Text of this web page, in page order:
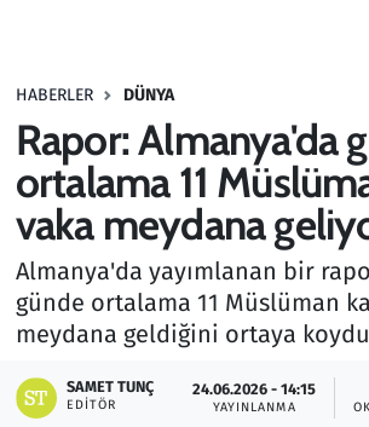
HABERLER DÜNYA
Rapor: Almanya'da
ortalama 11
vaka meydana
Almanya'da yayımlanan bir
günde ortalama 11 Müslüman
meydana geldiğini ortaya
SAMET TUNÇ
EDITÖR
24.06.2026 - 14:15
YAYINLANMA
Haber
Kültür Sanat
Kurumsal Haberler
Lezzet Durağı
Memur ve Kamu
Otomobil